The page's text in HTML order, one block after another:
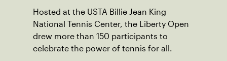
Hosted at the USTA Billie Jean King
National Tennis Center, the Liberty Open
drew more than 150 participants to
celebrate the power of tennis for all.